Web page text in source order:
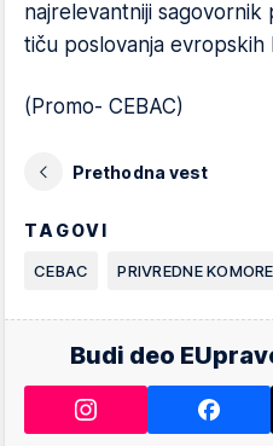
najrelevantniji sagovornik
tiču poslovanja evropskih
(Promo- CEBAC)
Prethodna vest
TAGOVI
CEBAC PRIVREDNE KOMORE
Budi deo